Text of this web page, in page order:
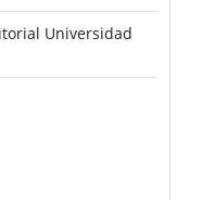
Universidad